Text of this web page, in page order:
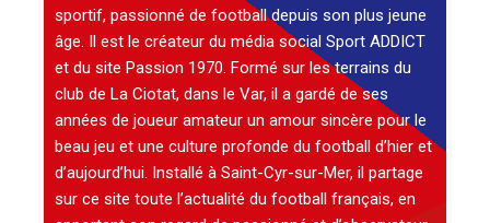
sportif, passionné de football depuis son plus jeune
âge. Il est le créateur du média social Sport ADDICT
et du site Passion 1970. Formé sur les terrains du
club de La Ciotat, dans le Var, il a gardé de ses
années de joueur amateur un amour sincère pour le
beau jeu et une culture profonde du football d’hier et
d’aujourd’hui. Installé à Saint-Cyr-sur-Mer, il partage
sur ce site toute l’actualité du football français, en